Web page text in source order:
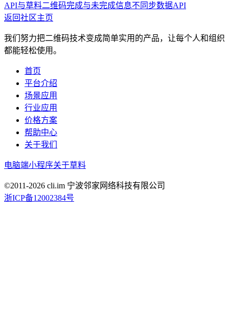
API与草料二维码完成与未完成信息不同步数据API
返回社区主页
我们努力把二维码技术变成简单实用的产品，让每个人和组织
都能轻松使用。
首页
平台介绍
场景应用
行业应用
价格方案
帮助中心
关于我们
电脑端小程序关于草料
©2011-2026 cli.im 宁波邻家网络科技有限公司
浙ICP备12002384号